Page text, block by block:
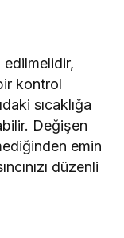
edilmelidir,
kontrol
sıcaklığa
Değişen
emin
düzenli